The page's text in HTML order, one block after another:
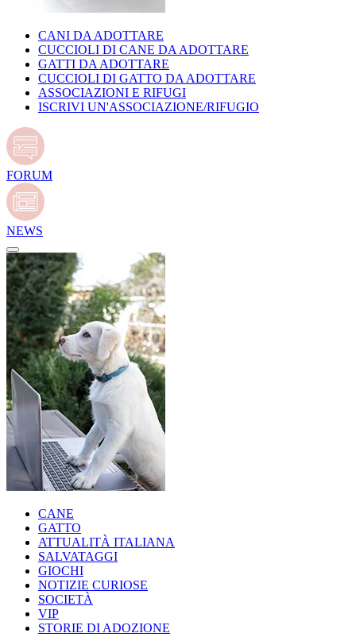
CANI DA ADOTTARE
CUCCIOLI DI CANE DA ADOTTARE
GATTI DA ADOTTARE
CUCCIOLI DI GATTO DA ADOTTARE
ASSOCIAZIONI E RIFUGI
ISCRIVI UN'ASSOCIAZIONE/RIFUGIO
FORUM
NEWS
CANE
GATTO
ATTUALITÀ ITALIANA
SALVATAGGI
GIOCHI
NOTIZIE CURIOSE
SOCIETÀ
VIP
STORIE DI ADOZIONE